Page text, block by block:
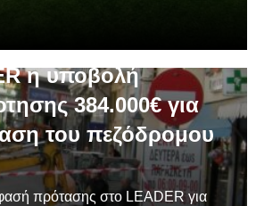
η υποβολή
384.000€ για
του πεζόδρομου
πρότασης στο LEADER για